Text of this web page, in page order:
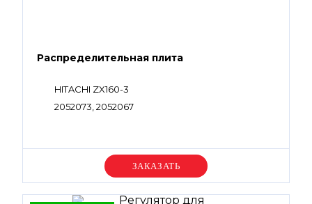
Распределительная плита
HITACHI ZX160-3
2052073, 2052067
Уточняйте цену